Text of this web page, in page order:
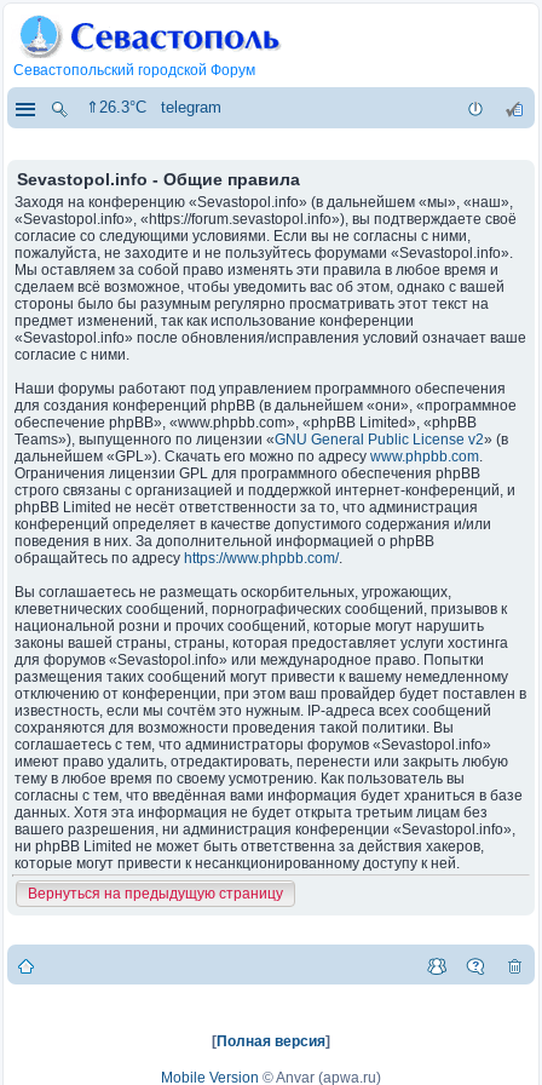
Севастопольский городской Форум
⇑26.3°C telegram
Sevastopol.info - Общие правила
Заходя на конференцию «Sevastopol.info» (в дальнейшем «мы», «наш»,
«Sevastopol.info», «https://forum.sevastopol.info»), вы подтверждаете своё
согласие со следующими условиями. Если вы не согласны с ними,
пожалуйста, не заходите и не пользуйтесь форумами «Sevastopol.info».
Мы оставляем за собой право изменять эти правила в любое время и
сделаем всё возможное, чтобы уведомить вас об этом, однако с вашей
стороны было бы разумным регулярно просматривать этот текст на
предмет изменений, так как использование конференции
«Sevastopol.info» после обновления/исправления условий означает ваше
согласие с ними.
Наши форумы работают под управлением программного обеспечения
для создания конференций phpBB (в дальнейшем «они», «программное
обеспечение phpBB», «www.phpbb.com», «phpBB Limited», «phpBB
Teams»), выпущенного по лицензии «GNU General Public License v2» (в
дальнейшем «GPL»). Скачать его можно по адресу www.phpbb.com.
Ограничения лицензии GPL для программного обеспечения phpBB
строго связаны с организацией и поддержкой интернет-конференций, и
phpBB Limited не несёт ответственности за то, что администрация
конференций определяет в качестве допустимого содержания и/или
поведения в них. За дополнительной информацией о phpBB
обращайтесь по адресу https://www.phpbb.com/.
Вы соглашаетесь не размещать оскорбительных, угрожающих,
клеветнических сообщений, порнографических сообщений, призывов к
национальной розни и прочих сообщений, которые могут нарушить
законы вашей страны, страны, которая предоставляет услуги хостинга
для форумов «Sevastopol.info» или международное право. Попытки
размещения таких сообщений могут привести к вашему немедленному
отключению от конференции, при этом ваш провайдер будет поставлен в
известность, если мы сочтём это нужным. IP-адреса всех сообщений
сохраняются для возможности проведения такой политики. Вы
соглашаетесь с тем, что администраторы форумов «Sevastopol.info»
имеют право удалить, отредактировать, перенести или закрыть любую
тему в любое время по своему усмотрению. Как пользователь вы
согласны с тем, что введённая вами информация будет храниться в базе
данных. Хотя эта информация не будет открыта третьим лицам без
вашего разрешения, ни администрация конференции «Sevastopol.info»,
ни phpBB Limited не может быть ответственна за действия хакеров,
которые могут привести к несанкционированному доступу к ней.
Вернуться на предыдущую страницу
[Полная версия]
Mobile Version ©Anvar (apwa.ru)